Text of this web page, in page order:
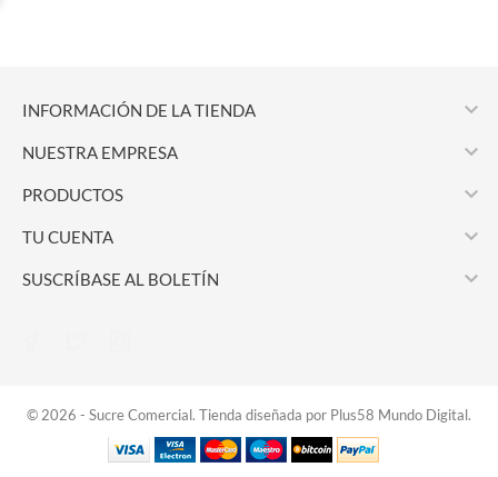
INFORMACIÓN DE LA TIENDA 
NUESTRA EMPRESA 
PRODUCTOS 
TU CUENTA 
SUSCRÍBASE AL BOLETÍN 
© 2026 - Sucre Comercial. Tienda diseñada por Plus58 Mundo Digital.